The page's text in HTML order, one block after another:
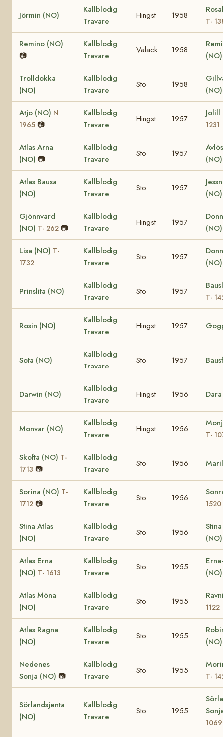
Jörmin (NO)
Kallblodig
Travare
Hingst 1958
T-
Remino (NO)
📷
Kallblodig
Travare
Valack 1958
Trolldokka
(NO)
Kallblodig
Travare
Sto 1958
(NO)
Atjo (NO) N
1965 📷
Kallblodig
Travare
Hingst 1957
1231
Atlas Arna
(NO) 📷
Kallblodig
Travare
Sto 1957
Atlas Bausa
(NO)
Kallblodig
Travare
Sto 1957
Gjönnvard
(NO) T- 262 📷
Kallblodig
Travare
Hingst 1957
Lisa (NO) T-
1732
Kallblodig
Travare
Sto 1957
(NO)
Prinslita (NO)
Kallblodig
Travare
Sto 1957
T-
Rosin (NO)
Kallblodig
Travare
Hingst 1957
Sota (NO)
Kallblodig
Travare
Sto 1957
Darwin (NO)
Kallblodig
Travare
Hingst 1956
Monvar (NO)
Kallblodig
Travare
Hingst 1956
T-
Skofta (NO) T-
1713 📷
Kallblodig
Travare
Sto 1956
Sorina (NO) T-
1712 📷
Kallblodig
Travare
Sto 1956
1520
Stina Atlas
(NO)
Kallblodig
Travare
Sto 1956
(NO)
Atlas Erna
(NO) T- 1613
Kallblodig
Travare
Sto 1955
Atlas Möna
(NO)
Kallblodig
Travare
Sto 1955
1122
Atlas Ragna
(NO)
Kallblodig
Travare
Sto 1955
(NO)
Nedenes
Sonja (NO) 📷
Kallblodig
Travare
Sto 1955
T-
Sörlandsjenta
(NO)
Kallblodig
Travare
Sto 1955
1069